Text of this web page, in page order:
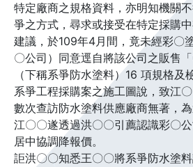
特定廠商之規格資料，亦明知機關
爭之方式，尋求或接受在特定採購
建議，於109年4月間，竟未經彩〇
〇公司）同意逕自將該公司之販售
（下稱系爭防水塗料）16 項規格及
系爭工程採購案之施工圖說，致江
數次查訪防水塗料供應廠商無著，
江〇〇遂透過洪〇〇引薦認識彩〇
居中協調降報價。
詎洪〇〇知悉王〇〇將系爭防水塗